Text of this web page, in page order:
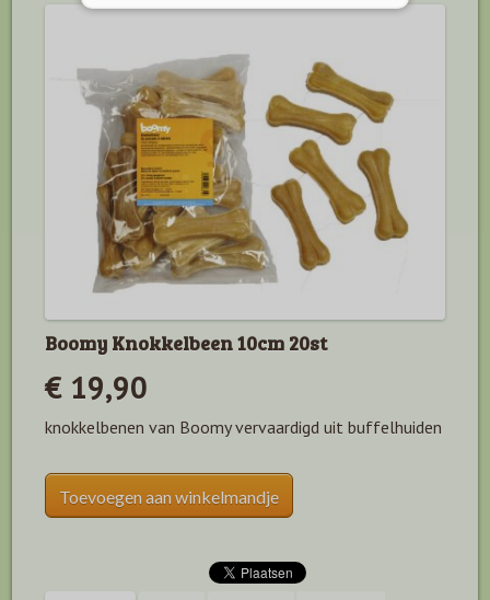
Boomy Knokkelbeen 10cm 20st
€ 19,90
knokkelbenen van Boomy vervaardigd uit buffelhuiden
Toevoegen aan winkelmandje